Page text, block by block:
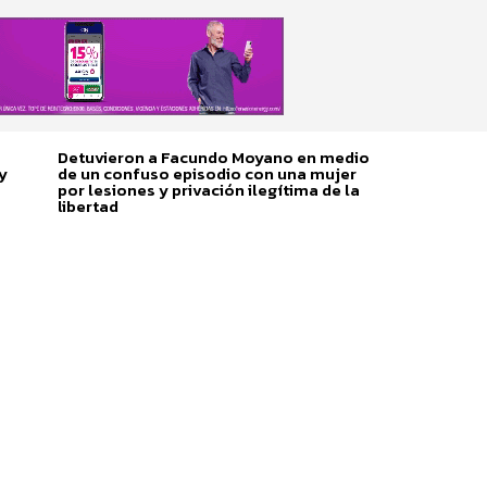
Detuvieron a Facundo Moyano en medio
de un confuso episodio con una mujer
por lesiones y privación ilegítima de la
libertad